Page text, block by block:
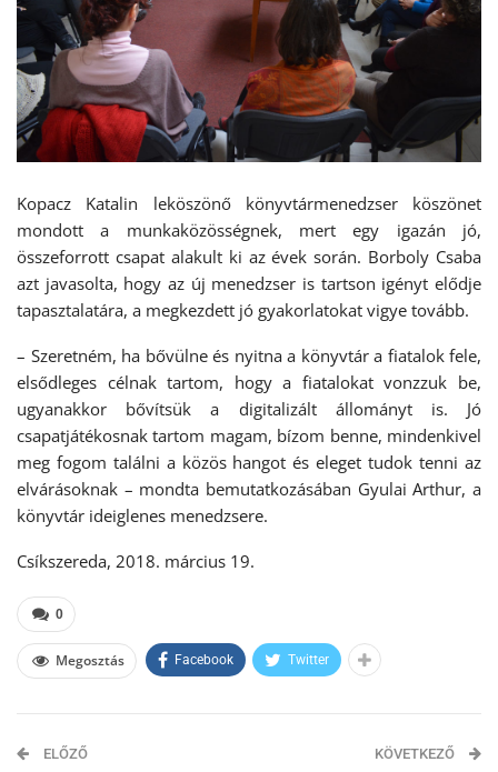
Kopacz Katalin leköszönő könyvtármenedzser köszönet
mondott a munkaközösségnek, mert egy igazán jó,
összeforrott csapat alakult ki az évek során. Borboly Csaba
azt javasolta, hogy az új menedzser is tartson igényt elődje
tapasztalatára, a megkezdett jó gyakorlatokat vigye tovább.
– Szeretném, ha bővülne és nyitna a könyvtár a fiatalok fele,
elsődleges célnak tartom, hogy a fiatalokat vonzzuk be,
ugyanakkor bővítsük a digitalizált állományt is. Jó
csapatjátékosnak tartom magam, bízom benne, mindenkivel
meg fogom találni a közös hangot és eleget tudok tenni az
elvárásoknak – mondta bemutatkozásában Gyulai Arthur, a
könyvtár ideiglenes menedzsere.
Csíkszereda, 2018. március 19.
0
Megosztás Facebook Twitter
ELŐZŐ KÖVETKEZŐ